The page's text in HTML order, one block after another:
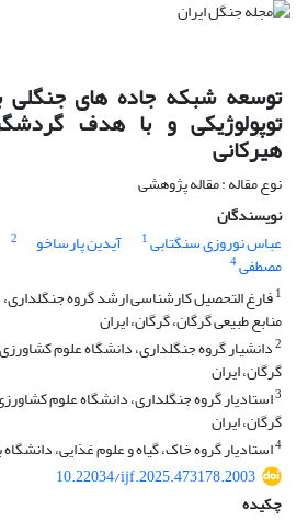
توسعه شبکه جاده های جنگلی
توپولوژیکی و با هدف
هیرکانی
نوع مقاله : مقاله پژوهشی
نویسندگان
عباس نوروزی سنگتابی1 آیدین پارساخو 2
مصطفی4
1فارغ التحصیل کارشناسی ارشد گروه
منابع طبیعی گرگان، گرگان، ایران
2دانشیار گروه جنگلداری، دانشگاه علوم
گرگان، ایران
3استادیار گروه جنگلداری، دانشگاه علوم
گرگان، ایران
4استادیار گروه خاک، گیاه و علوم غذایی، دانشگاه
10.22034/ijf.2025.473178.2003
چکیده